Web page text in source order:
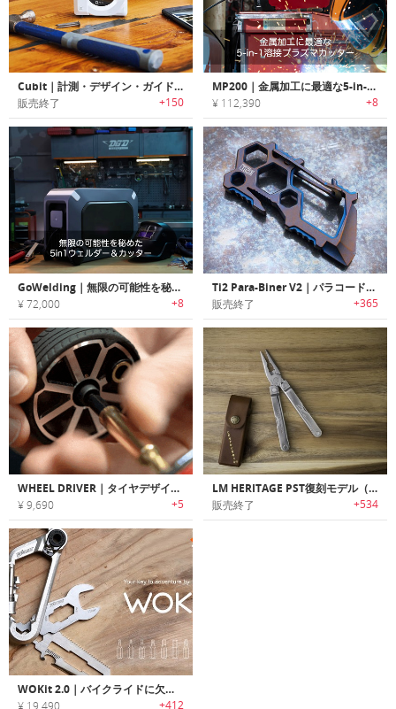
Cubit｜計測・デザイン・ガイドが可能なスマートDIYツール。「キュービット」
販売終了 +150
MP200｜金属加工に最適な5-in-1溶接プラズマカッター
¥ 112,390 +8
GoWelding｜無限の可能性を秘めた5in1ウェルダー＆カッター「ゴーウェルディング」
¥ 72,000 +8
Ti2 Para-Biner V2｜パラコードに取付て利用可能な日常使用/キャンピングなどで大活躍するカラビナ型EDCマルチツール「Ti2パラビナーV2」
販売終了 +365
WHEEL DRIVER｜タイヤデザインの手のひらサイズラチェットEDCツール「ホイールドライバー」
¥ 9,690 +5
LM HERITAGE PST復刻モデル（ポケット・サバイバル・ツール）
販売終了 +534
WOKit 2.0｜バイクライドに欠かせないカラビナデザインユニバーサルマルチツール「ウォキット2.0」
¥ 19,490 +412